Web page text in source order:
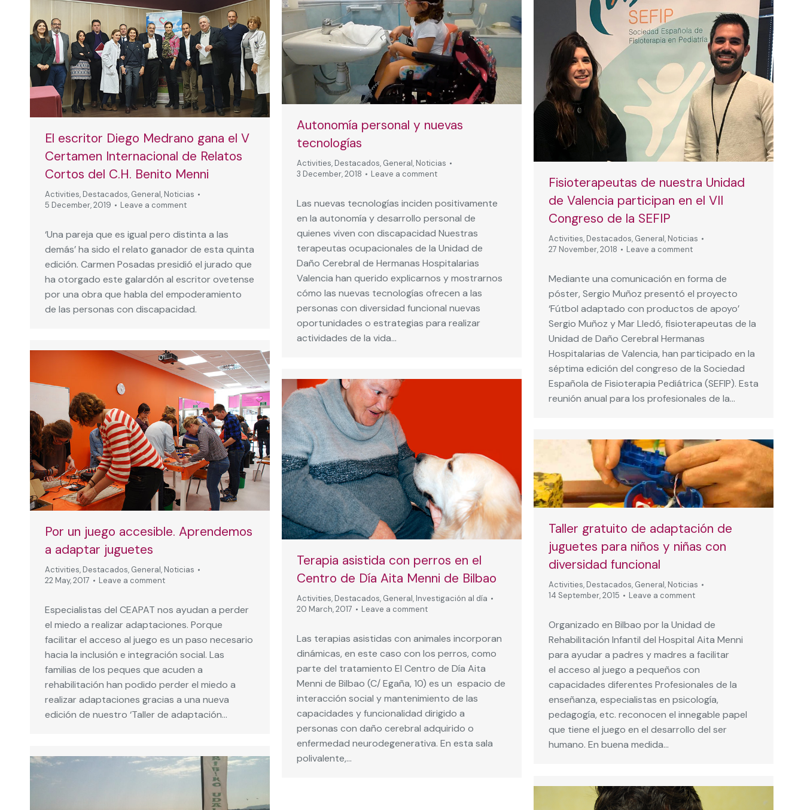
El escritor Diego Medrano gana el V
Certamen Internacional de Relatos
Cortos del C.H. Benito Menni
Activities, Destacados, General, Noticias
5 December, 2019
Leave a comment
‘Una pareja que es igual pero distinta a las
demás’ ha sido el relato ganador de esta quinta
edición. Carmen Posadas presidió el jurado que
ha otorgado este galardón al escritor ovetense
por una obra que habla del empoderamiento
de las personas con discapacidad.
Autonomía personal y nuevas
tecnologías
Activities, Destacados, General, Noticias
3 December, 2018
Leave a comment
Las nuevas tecnologías inciden positivamente
en la autonomía y desarrollo personal de
quienes viven con discapacidad Nuestras
terapeutas ocupacionales de la Unidad de
Daño Cerebral de Hermanas Hospitalarias
Valencia han querido explicarnos y mostrarnos
cómo las nuevas tecnologías ofrecen a las
personas con diversidad funcional nuevas
oportunidades o estrategias para realizar
actividades de la vida…
Fisioterapeutas de nuestra Unidad
de Valencia participan en el VII
Congreso de la SEFIP
Activities, Destacados, General, Noticias
27 November, 2018
Leave a comment
Mediante una comunicación en forma de
póster, Sergio Muñoz presentó el proyecto
‘Fútbol adaptado con productos de apoyo’
Sergio Muñoz y Mar Lledó, fisioterapeutas de la
Unidad de Daño Cerebral Hermanas
Hospitalarias de Valencia, han participado en la
séptima edición del congreso de la Sociedad
Española de Fisioterapia Pediátrica (SEFIP). Esta
reunión anual para los profesionales de la…
Por un juego accesible. Aprendemos
a adaptar juguetes
Activities, Destacados, General, Noticias
22 May, 2017
Leave a comment
Especialistas del CEAPAT nos ayudan a perder
el miedo a realizar adaptaciones. Porque
facilitar el acceso al juego es un paso necesario
hacia la inclusión e integración social. Las
familias de los peques que acuden a
rehabilitación han podido perder el miedo a
realizar adaptaciones gracias a una nueva
edición de nuestro ‘Taller de adaptación…
Terapia asistida con perros en el
Centro de Día Aita Menni de Bilbao
Activities, Destacados, General, Investigación al día
20 March, 2017
Leave a comment
Las terapias asistidas con animales incorporan
dinámicas, en este caso con los perros, como
parte del tratamiento El Centro de Día Aita
Menni de Bilbao (C/ Egaña, 10) es un espacio de
interacción social y mantenimiento de las
capacidades y funcionalidad dirigido a
personas con daño cerebral adquirido o
enfermedad neurodegenerativa. En esta sala
polivalente,…
Taller gratuito de adaptación de
juguetes para niños y niñas con
diversidad funcional
Activities, Destacados, General, Noticias
14 September, 2015
Leave a comment
Organizado en Bilbao por la Unidad de
Rehabilitación Infantil del Hospital Aita Menni
para ayudar a padres y madres a facilitar
el acceso al juego a pequeños con
capacidades diferentes Profesionales de la
enseñanza, especialistas en psicología,
pedagogía, etc. reconocen el innegable papel
que tiene el juego en el desarrollo del ser
humano. En buena medida…